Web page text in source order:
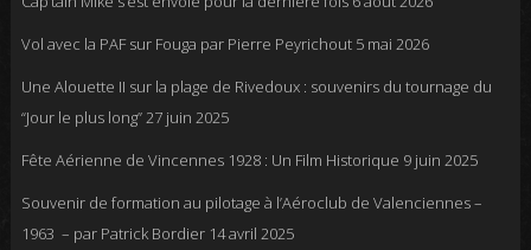
Vol avec la PAF sur Fouga par Pierre Peyrichout 5 mai 2026
Une Alouette II sur la plage de Rivedoux : souvenirs du tournage du
“Jour le plus long”27 juin 2025
Fête Aérienne de Vincennes 1928 : Un Film Historique 9 juin 2025
Souvenir de formation au pilotage à l’Aéroclub de Valenciennes –
1963 – par Patrick Bordier 14 avril 2025